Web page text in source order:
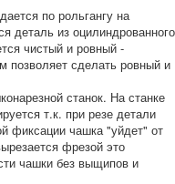
по рольгангу на
деталь из оцилиндрованного
чистый и ровный -
позволяет сделать ровный и
станок. На станке
т.к. при резе детали
фиксации чашка "уйдет" от
фрезой это
чашки без выщипов и